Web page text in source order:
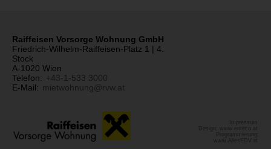
Raiffeisen Vorsorge Wohnung GmbH
Friedrich-Wilhelm-Raiffeisen-Platz 1 | 4.
Stock
A-1020 Wien
Telefon: +43-1-533 3000
E-Mail: mietwohnung@rvw.at